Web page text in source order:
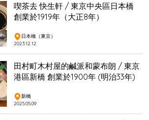
喫茶去 快生軒 / 東京中央區日本橋
創業於1919年（大正8年）
日本橋（東京）
2023.12.12
田村町木村屋的鹹派和蒙布朗 / 東京
港區新橋 創業於1900年 (明治33年)
新橋
2025.05.09